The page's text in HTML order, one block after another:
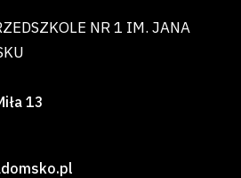
NR 1 IM. JANA
13